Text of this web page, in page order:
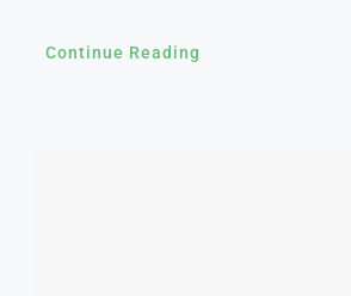
Continue Reading